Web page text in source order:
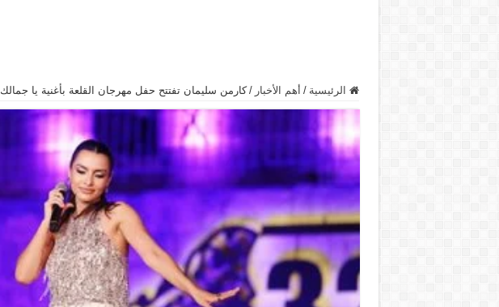
الرئيسية / أهم الأخبار / كارمن سليمان تفتتح حفل مهرجان القلعة بأغنية يا جمالك